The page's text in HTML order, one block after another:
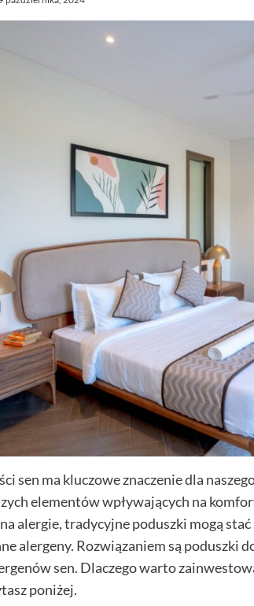
sen ma kluczowe znaczenie dla
elementów wpływających na
alergie, tradycyjne poduszki mogą
alergeny. Rozwiązaniem są poduszki
sen. Dlaczego warto
poniżej.